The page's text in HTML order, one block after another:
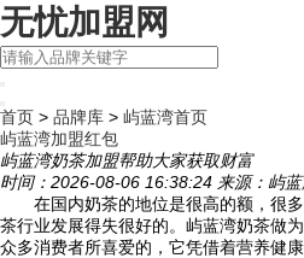
无忧加盟网
首页 > 品牌库 > 屿蓝湾首页
屿蓝湾加盟红包
屿蓝湾奶茶加盟帮助大家获取财富
时间：2026-08-06 16:38:24 来源：屿
在国内奶茶的地位是很高的额，很多
茶行业发展得失很好的。屿蓝湾奶茶做
众多消费者所喜爱的，它凭借着营养健